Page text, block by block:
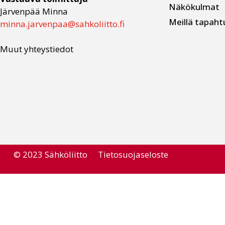
Järvenpää Minna
minna.jarvenpaa@sahkoliitto.fi
Muut yhteystiedot
Näkökulmat
Meillä
© 2023 Sähköliitto Tietosuojaseloste